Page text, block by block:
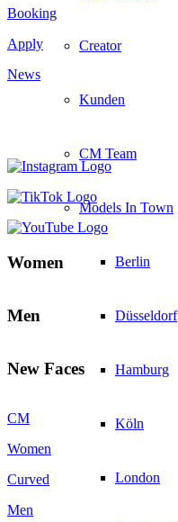
Creator
Kunden
CM Team
Models In Town
Berlin
Düsseldorf
Hamburg
Köln
London
Booking
Apply
News
Women
Men
New Faces
CM
Women
Curved
Men